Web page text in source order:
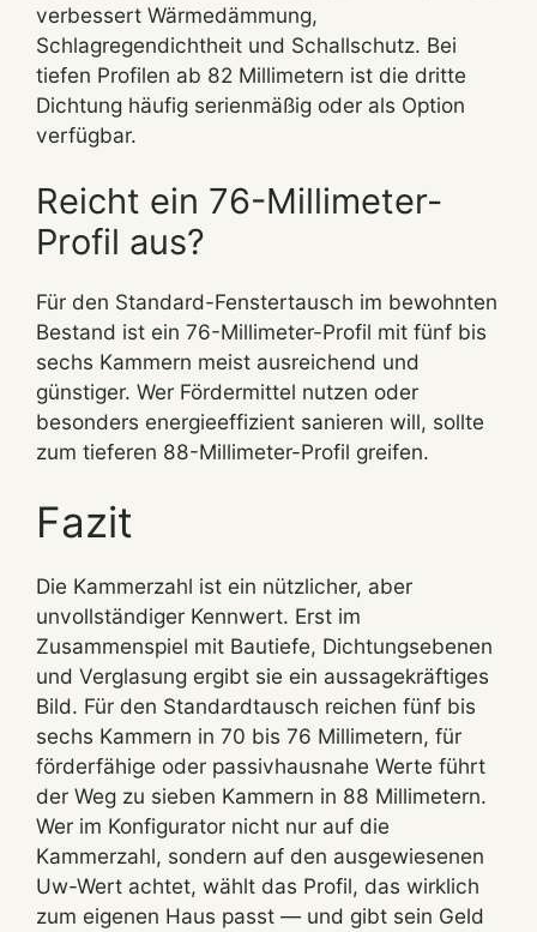
verbessert Wärmedämmung,
Schlagregendichtheit und Schallschutz. Bei
tiefen Profilen ab 82 Millimetern ist die dritte
Dichtung häufig serienmäßig oder als Option
verfügbar.
Reicht ein 76-Millimeter-
Profil aus?
Für den Standard-Fenstertausch im bewohnten
Bestand ist ein 76-Millimeter-Profil mit fünf bis
sechs Kammern meist ausreichend und
günstiger. Wer Fördermittel nutzen oder
besonders energieeffizient sanieren will, sollte
zum tieferen 88-Millimeter-Profil greifen.
Fazit
Die Kammerzahl ist ein nützlicher, aber
unvollständiger Kennwert. Erst im
Zusammenspiel mit Bautiefe, Dichtungsebenen
und Verglasung ergibt sie ein aussagekräftiges
Bild. Für den Standardtausch reichen fünf bis
sechs Kammern in 70 bis 76 Millimetern, für
förderfähige oder passivhausnahe Werte führt
der Weg zu sieben Kammern in 88 Millimetern.
Wer im Konfigurator nicht nur auf die
Kammerzahl, sondern auf den ausgewiesenen
Uw-Wert achtet, wählt das Profil, das wirklich
zum eigenen Haus passt — und gibt sein Geld